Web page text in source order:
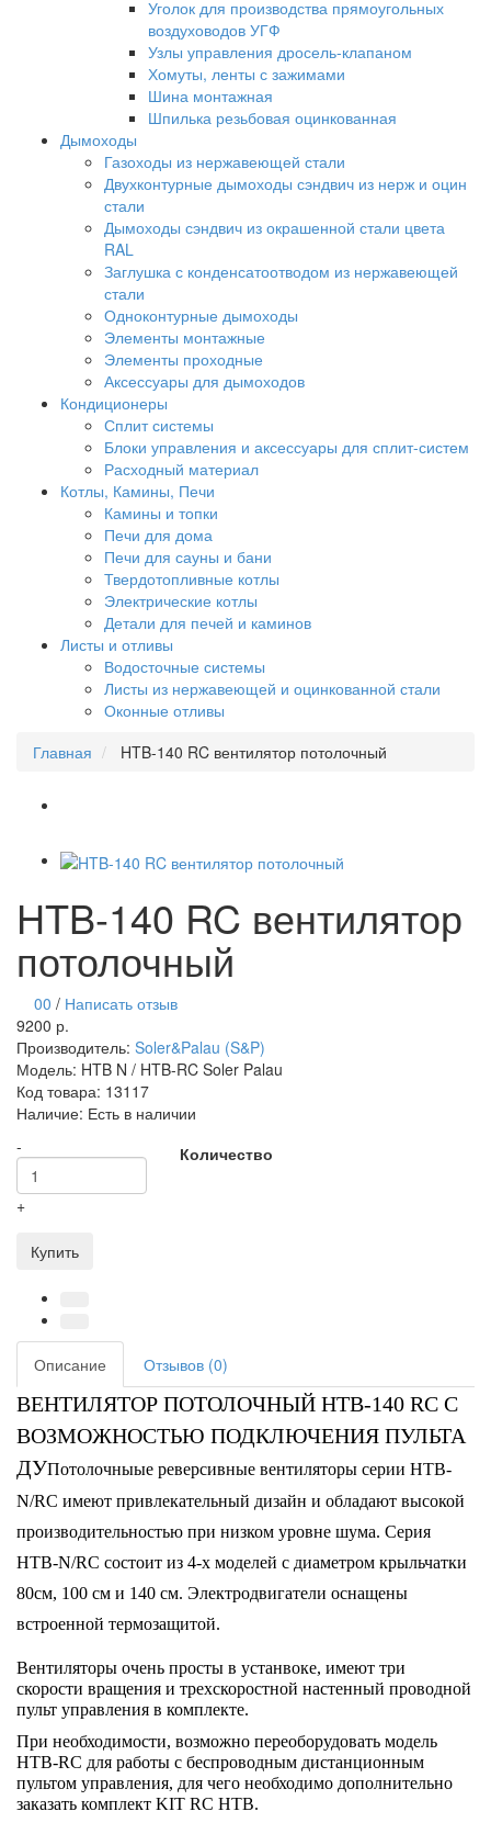
Уголок для производства прямоугольных
воздуховодов УГФ
Узлы управления дросель-клапаном
Хомуты, ленты с зажимами
Шина монтажная
Шпилька резьбовая оцинкованная
Дымоходы
Газоходы из нержавеющей стали
Двухконтурные дымоходы сэндвич из нерж и оцин
стали
Дымоходы сэндвич из окрашенной стали цвета
RAL
Заглушка с конденсатоотводом из нержавеющей
стали
Одноконтурные дымоходы
Элементы монтажные
Элементы проходные
Аксессуары для дымоходов
Кондиционеры
Сплит системы
Блоки управления и аксессуары для сплит-систем
Расходный материал
Котлы, Камины, Печи
Камины и топки
Печи для дома
Печи для сауны и бани
Твердотопливные котлы
Электрические котлы
Детали для печей и каминов
Листы и отливы
Водосточные системы
Листы из нержавеющей и оцинкованной стали
Оконные отливы
Главная
HTB-140 RC вентилятор потолочный
HTB-140 RC вентилятор
потолочный
00 / Написать отзыв
9200 р.
Производитель: Soler&Palau (S&P)
Модель: HTB N / HTB-RC Soler Palau
Код товара: 13117
Наличие: Есть в наличии
Количество
-
+
Купить
Описание Отзывов (0)
ВЕНТИЛЯТОР ПОТОЛОЧНЫЙ HTB-140 RC С
ВОЗМОЖНОСТЬЮ ПОДКЛЮЧЕНИЯ ПУЛЬТА
ДУПотолочныые реверсивные вентиляторы серии HTB-
N/RC имеют привлекательный дизайн и обладают высокой
производительностью при низком уровне шума. Серия
HTB-N/RC состоит из 4-х моделей с диаметром крыльчатки
80см, 100 см и 140 см. Электродвигатели оснащены
встроенной термозащитой.
Вентиляторы очень просты в устанвоке, имеют три
скорости вращения и трехскоростной настенный проводной
пульт управления в комплекте.
При необходимости, возможно переоборудовать модель
HTB-RC для работы с беспроводным дистанционным
пультом управления, для чего необходимо дополнительно
заказать комплект KIT RC HTB.